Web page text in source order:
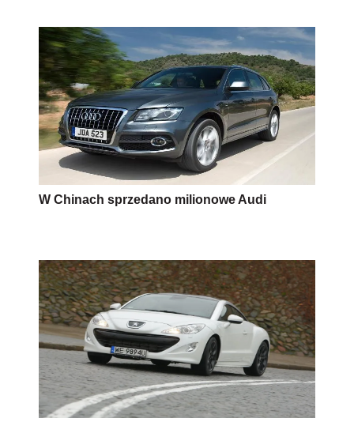
W Chinach sprzedano milionowe Audi